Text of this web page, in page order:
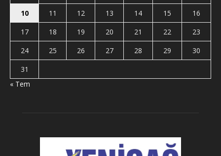
10
11 12 13 14 15
16
17
18 19 20 21 22
23
24
25 26 27 28 29
30
31
« Tem